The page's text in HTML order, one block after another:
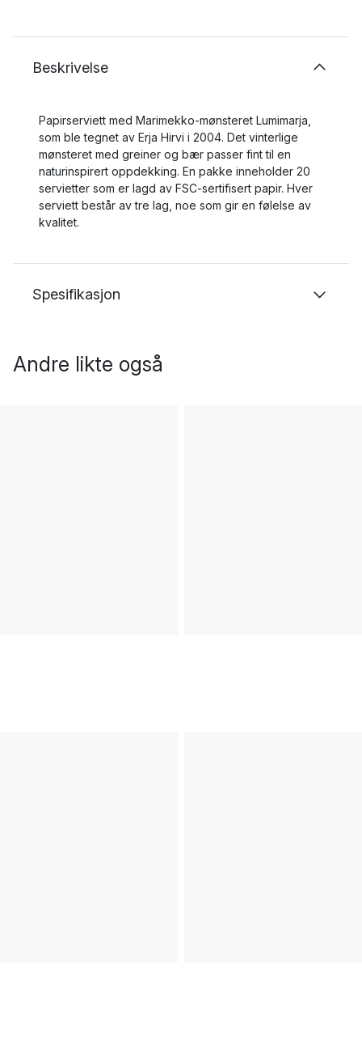
Beskrivelse
Papirserviett med Marimekko-mønsteret Lumimarja,
som ble tegnet av Erja Hirvi i 2004. Det vinterlige
mønsteret med greiner og bær passer fint til en
naturinspirert oppdekking. En pakke inneholder 20
servietter som er lagd av FSC-sertifisert papir. Hver
serviett består av tre lag, noe som gir en følelse av
kvalitet.
Spesifikasjon
Andre likte også